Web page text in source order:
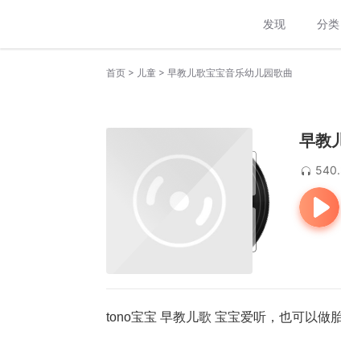
发现 分类
首页 > 儿童 > 早教儿歌宝宝音乐幼儿园歌曲
早教
tono宝宝 早教儿歌 宝宝爱听，也可以做